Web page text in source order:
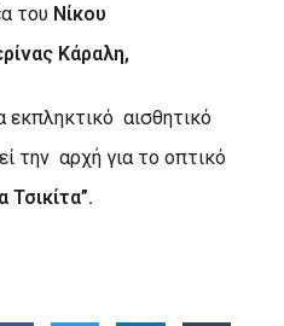
του Νίκου
Κάραλη,
αισθητικό
την αρχή για το οπτικό
Τσικίτα”.